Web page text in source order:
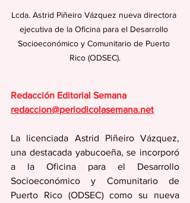
Lcda. Astrid Piñeiro Vázquez nueva directora
ejecutiva de la Oficina para el Desarrollo
Socioeconómico y Comunitario de Puerto
Rico (ODSEC).
Redacción Editorial Semana
redaccion@periodicolasemana.net
La licenciada Astrid Piñeiro Vázquez,
una destacada yabucoeña, se incorporó
a la Oficina para el Desarrollo
Socioeconómico y Comunitario de
Puerto Rico (ODSEC) como su nueva